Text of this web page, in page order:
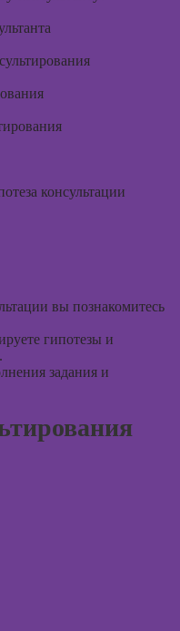
PowerPoint
консультации
вы познакомитесь
гипотезы и
задания и